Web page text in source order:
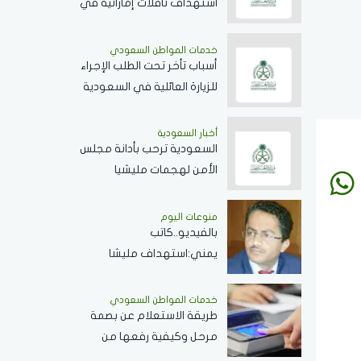
استهداف ناقلات إماراتية في
بوقف الانتهاكات
خدمات المواطن السعودي
أسباب تأخر تحت الطلب الإجراء
للزيارة العائلية في السعودية
أخبار السعودية
السعودية ترحب بأدانة مجلس
الأمن لهجمات مليشيا
حازم تجاه الممارسات المهددة
لأمن المنطقة
منوعات اليوم
بالفيديو..كاتب
يمني:استهداف مليشا
لجرها لحرب شاملة
خدمات المواطن السعودي
طريقة الاستعلام عن بصمة
مرحل وكيفية رفعها من